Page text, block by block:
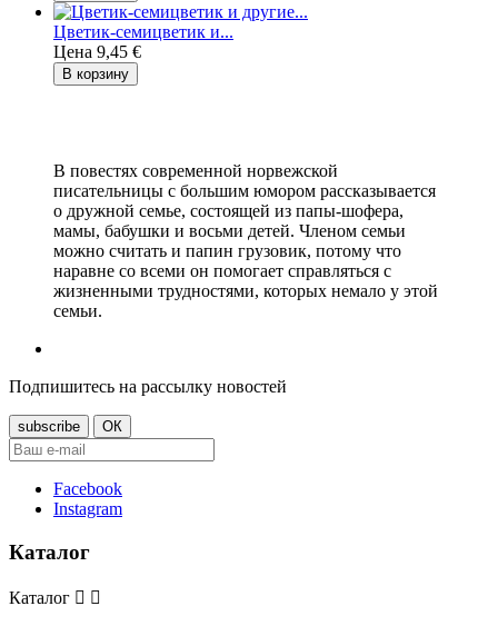
Цветик-семицветик и...
Цена 9,45 €
В корзину
В повестях современной норвежской
писательницы с большим юмором рассказывается
о дружной семье, состоящей из папы-шофера,
мамы, бабушки и восьми детей. Членом семьи
можно считать и папин грузовик, потому что
наравне со всеми он помогает справляться с
жизненными трудностями, которых немало у этой
семьи.
Подпишитесь на рассылку новостей
Facebook
Instagram
Каталог
Каталог  